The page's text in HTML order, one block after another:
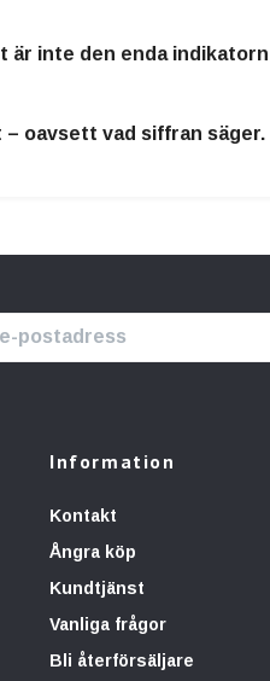
inte den enda
oavsett vad siffran säger.
Information
Kontakt
Ångra köp
Kundtjänst
Vanliga frågor
Bli återförsäljare